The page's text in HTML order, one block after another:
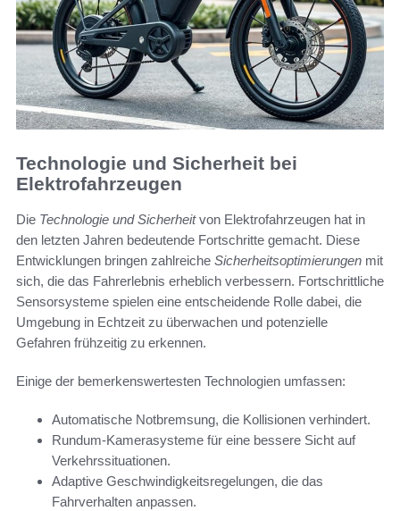
Technologie und Sicherheit bei
Elektrofahrzeugen
Die Technologie und Sicherheitvon Elektrofahrzeugen hat in
den letzten Jahren bedeutende Fortschritte gemacht. Diese
Entwicklungen bringen zahlreiche Sicherheitsoptimierungen mit
sich, die das Fahrerlebnis erheblich verbessern. Fortschrittliche
Sensorsysteme spielen eine entscheidende Rolle dabei, die
Umgebung in Echtzeit zu überwachen und potenzielle
Gefahren frühzeitig zu erkennen.
Einige der bemerkenswertesten Technologien umfassen:
Automatische Notbremsung, die Kollisionen verhindert.
Rundum-Kamerasysteme für eine bessere Sicht auf
Verkehrssituationen.
Adaptive Geschwindigkeitsregelungen, die das
Fahrverhalten anpassen.